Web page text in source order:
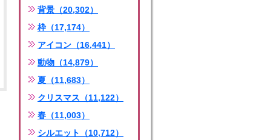
背景（20,302）
枠（17,174）
アイコン（16,441）
動物（14,879）
夏（11,683）
クリスマス（11,122）
春（11,003）
シルエット（10,712）